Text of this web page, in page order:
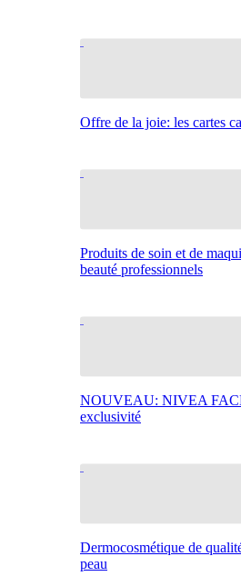
Offre de la joie: les cartes
Produits de soin et de
beauté professionnels
NOUVEAU: NIVEA
exclusivité
Dermocosmétique de
peau